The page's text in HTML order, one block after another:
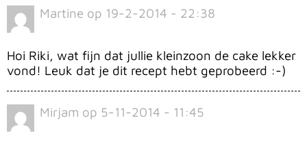
Martine op 19-2-2014 - 22:38
Hoi Riki, wat fijn dat jullie kleinzoon de cake lekker
vond! Leuk dat je dit recept hebt geprobeerd :-)
Mirjam op 5-11-2014 - 11:45